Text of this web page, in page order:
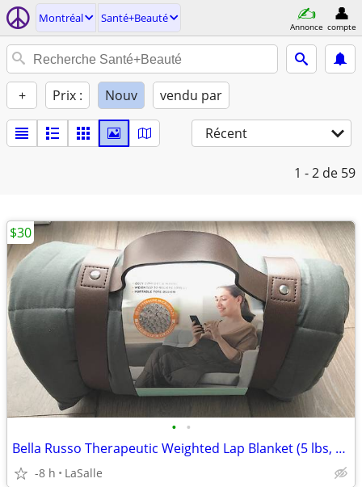
Montréal Santé+Beauté
Annonce compte
+ Prix : Nouv vendu par
Récent
1 - 2 de 59
• •
Bella Russo Therapeutic Weighted Lap Blanket (5 lbs, 40" x 50")
-8 h LaSalle
$30